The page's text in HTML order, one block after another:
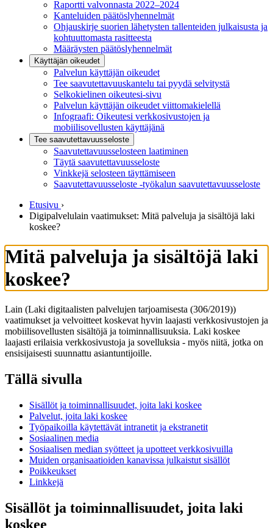
Raportti valvonnasta 2022–2024
Kanteluiden päätöslyhennelmät
Ohjauskirje suorien lähetysten tallenteiden julkaisusta ja
kohtuuttomasta rasitteesta
Määräysten päätöslyhennelmät
Käyttäjän oikeudet
Palvelun käyttäjän oikeudet
Tee saavutettavuuskantelu tai pyydä selvitystä
Selkokielinen oikeutesi-sivu
Palvelun käyttäjän oikeudet viittomakielellä
Infograafi: Oikeutesi verkkosivustojen ja
mobiilisovellusten käyttäjänä
Tee saavutettavuusseloste
Saavutettavuus­selosteen laatiminen
Täytä saavutettavuusseloste
Vinkkejä selosteen täyttämiseen
Saavutettavuusseloste -työkalun saavutettavuusseloste
Etusivu ›
Digipalvelulain vaatimukset: Mitä palveluja ja sisältöjä laki
koskee?
Mitä palveluja ja sisältöjä laki
koskee?
Lain (Laki digitaalisten palvelujen tarjoamisesta (306/2019))
vaatimukset ja velvoitteet koskevat hyvin laajasti verkkosivustojen ja
mobiilisovellusten sisältöjä ja toiminnallisuuksia. Laki koskee
laajasti erilaisia verkkosivustoja ja sovelluksia - myös niitä, jotka on
ensisijaisesti suunnattu asiantuntijoille.
Tällä sivulla
Sisällöt ja toiminnallisuudet, joita laki koskee
Palvelut, joita laki koskee
Työpaikoilla käytettävät intranetit ja ekstranetit
Sosiaalinen media
Sosiaalisen median syötteet ja upotteet verkkosivuilla
Muiden organisaatioiden kanavissa julkaistut sisällöt
Poikkeukset
Linkkejä
Sisällöt ja toiminnallisuudet, joita laki
koskee